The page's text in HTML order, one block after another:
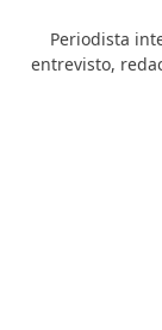
Periodista
entrevisto,